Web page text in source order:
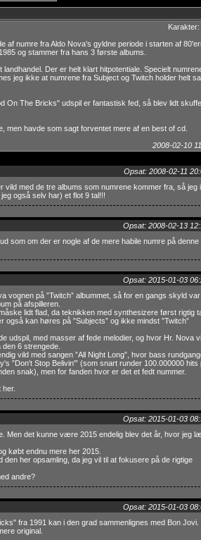
af numre fra Aldo Nova's gyldne periode i starten af
og stammer fra hans 3 første albums.
landhandel. Der er helt klart hitpotentiale. Specielt
jeg ikke at numrene fra Subject og Twitch holder helt
On The Bricks" udspil er fantastisk fed, så blev lidt
men havde som sagt forventet mere af en best of cd.
2008-02-10
Opsat: 2008-02-11
vild med de tre albums som numrene kommer fra, så jeg
også selv har) et flot 9 tal!!!
Opsat: 2008-02-13
som om der er nogle af de mere habile numre på denne
Opsat: 2015-01-03
vognen på ”Twitch” albummet, så for en gangs skyld
på afspilleren.
lidt flad, da teknikken med synthesizere først rigtig
kan høres på ”Subjects” og ikke mindst ”Twitch”
udspil, med masser af fede melodier, og hvor Hr. Nova
6 strengede.
vild med sangen ”All Night Long”, hvor bass
”Don't Stop Belivin'” (som snart runder 100.000000 hits
snak), men for fanden hvor er det et fedt nummer.
Opsat: 2015-01-03
Men det kunne være 2015 endelig blev det år, hvor jeg
købt endnu mere her 2015.
den her opsamling, da jeg vil til at fokusere på de rigtige
andre?
Opsat: 2015-01-03
fra 1991 kan i den grad sammenlignes med Bon Jovi.
original.